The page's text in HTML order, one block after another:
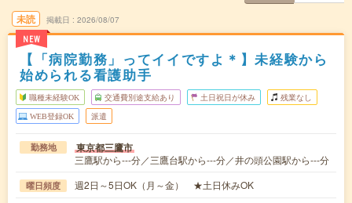
未読
NEW
掲載日 2026/08/07
【「病院勤務」ってイイですよ＊】未経験から
始められる看護助手
職種未経験OK 交通費別途支給あり 土日祝日が休み 残業なし
WEB登録OK 派遣
勤務地 東京都三鷹市
三鷹駅から---分／三鷹台駅から---分／井の頭公園駅から---分
曜日頻度 週2日～5日OK（月～金） ★土日休みOK